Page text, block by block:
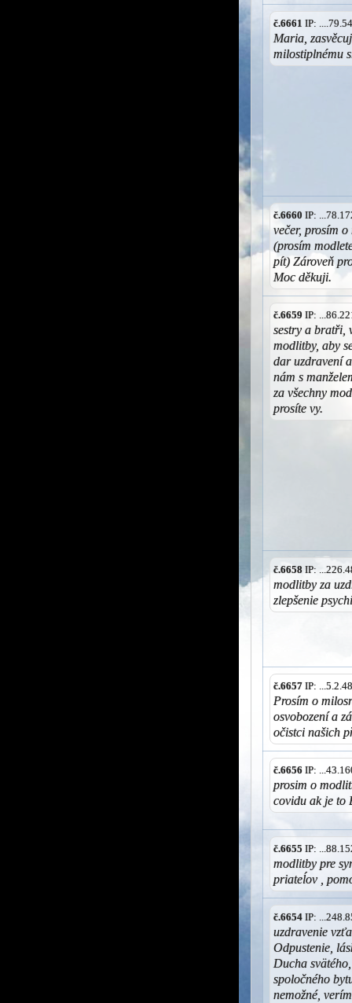
č.6661 IP:
Maria,
milostiplnému
č.6660 IP:
večer, prosím
(prosím
pít) Zároveň
Moc děkuji.
č.6659 IP:
sestry a bratři,
modlitby, aby
dar uzdravení
nám s
za všechny
prosíte vy.
č.6658 IP:
modlitby za
zlepšenie
č.6657 IP:
Prosím o
osvobození a
očistci našich
č.6656 IP:
prosim o
covidu ak je to
č.6655 IP:
modlitby pre
priateĺov ,
č.6654 IP:
uzdravenie
Odpustenie,
Ducha
spoločného
nemožné,